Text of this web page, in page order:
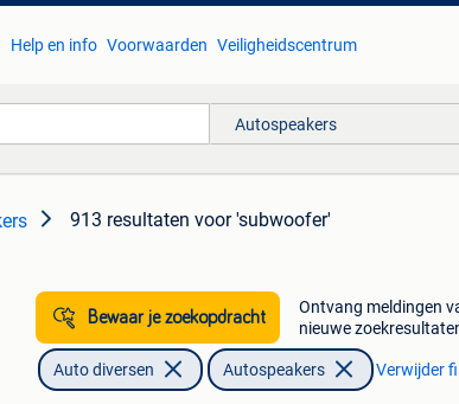
Help en info Voorwaarden Veiligheidscentrum
Autospeakers
913 resultaten voor 'subwoofer'
Bewaar je zoekopdracht
Ontvang meldingen
nieuwe
Auto diversen Autospeakers Verwijder